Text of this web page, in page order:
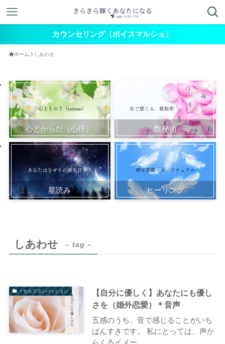
カウンセリング（ボイスマルシェ）
ホーム しあわせ
心とからだ（心理） 数秘術
星読み ヒーリング
しあわせ – tag –
＊セルフコンパッション
【自分に優しく】あなたにも優し
さを（婚外恋愛）＊音声
五感のうち、音で感じることがいち
ばんすきです。 私にとっては、声か
らくるイメー...